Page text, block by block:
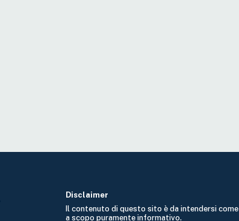
Disclaimer
Il contenuto di questo sito è da intendersi come
a scopo puramente informativo.